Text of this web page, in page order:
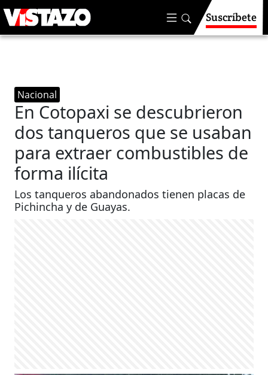
Suscríbete
Nacional
En Cotopaxi se descubrieron
dos tanqueros que se usaban
para extraer combustibles de
forma ilícita
Los tanqueros abandonados tienen placas de
Pichincha y de Guayas.